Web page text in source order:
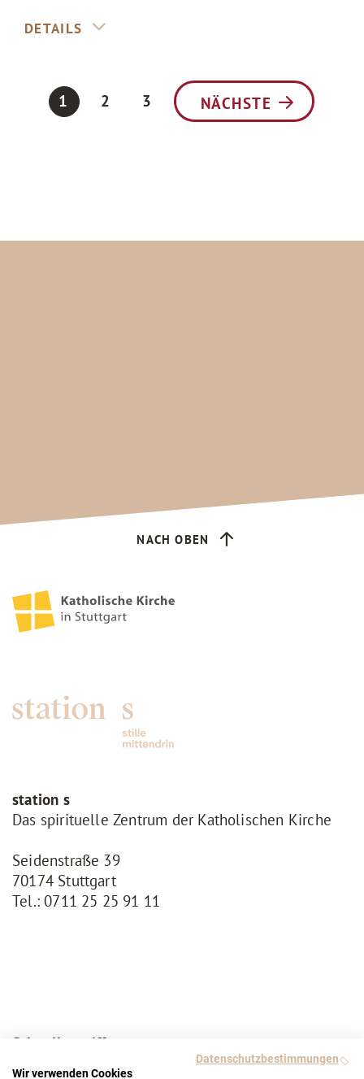
1 2 3 NÄCHSTE
NACH OBEN
station s
Das spirituelle Zentrum der Katholischen Kirche
Seidenstraße 39
70174 Stuttgart
Tel.:0711 25 25 91 11
Schnellzugriffe
Datenschutzbestimmungen
Wir verwenden Cookies